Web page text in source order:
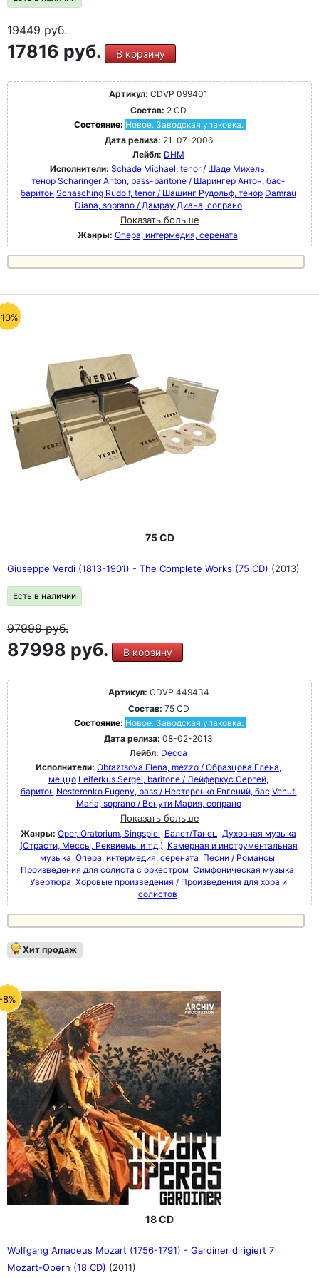
19449руб.
17816 руб. В корзину
Артикул: CDVP 099401
Состав: 2 CD
Состояние: Новое. Заводская упаковка.
Дата релиза: 21-07-2006
Лейбл: DHM
Исполнители: Schade Michael, tenor / Шаде Михель,
тенор Scharinger Anton, bass-baritone / Шарингер Антон, бас-
баритон Schasching Rudolf, tenor / Шашинг Рудольф, тенор Damrau
Diana, soprano / Дамрау Диана, сопрано
Показать больше
Жанры: Опера, интермедия, серената
75 CD
Giuseppe Verdi (1813-1901) - The Complete Works (75 CD) (2013)
Есть в наличии
97999руб.
87998 руб. В корзину
Артикул: CDVP 449434
Состав: 75 CD
Состояние: Новое. Заводская упаковка.
Дата релиза: 08-02-2013
Лейбл: Decca
Исполнители: Obraztsova Elena, mezzo / Образцова Елена,
меццо Leiferkus Sergei, baritone / Лейферкус Сергей,
баритон Nesterenko Eugeny, bass / Нестеренко Евгений, бас Venuti
Maria, soprano / Венути Мария, сопрано
Показать больше
Жанры: Oper, Oratorium, Singspiel Балет/Танец Духовная музыка
(Страсти, Мессы, Реквиемы и т.д.) Камерная и инструментальная
музыка Опера, интермедия, серената Песни / Романсы
Произведения для солиста с оркестром Симфоническая музыка
Увертюра Хоровые произведения / Произведения для хора и
солистов
Хит продаж
8%
18 CD
Wolfgang Amadeus Mozart (1756-1791) - Gardiner dirigiert 7
Mozart-Opern (18 CD) (2011)